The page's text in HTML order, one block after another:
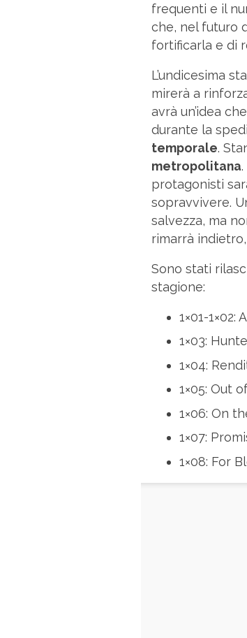
frequenti e il
che, nel futuro
fortificarla e di
L’undicesima
mirerà a
avrà un’idea
durante la
temporale.
metropolitana
protagonisti
sopravvivere.
salvezza, ma
rimarrà
Sono stati
stagione:
1×01-1×02:
1×03:
1×04:
1×05: Out
1×06: On
1×07:
1×08: For